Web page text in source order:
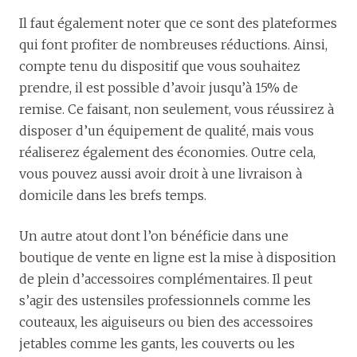
Il faut également noter que ce sont des plateformes
qui font profiter de nombreuses réductions. Ainsi,
compte tenu du dispositif que vous souhaitez
prendre, il est possible d’avoir jusqu’à 15% de
remise. Ce faisant, non seulement, vous réussirez à
disposer d’un équipement de qualité, mais vous
réaliserez également des économies. Outre cela,
vous pouvez aussi avoir droit à une livraison à
domicile dans les brefs temps.
Un autre atout dont l’on bénéficie dans une
boutique de vente en ligne est la mise à disposition
de plein d’accessoires complémentaires. Il peut
s’agir des ustensiles professionnels comme les
couteaux, les aiguiseurs ou bien des accessoires
jetables comme les gants, les couverts ou les